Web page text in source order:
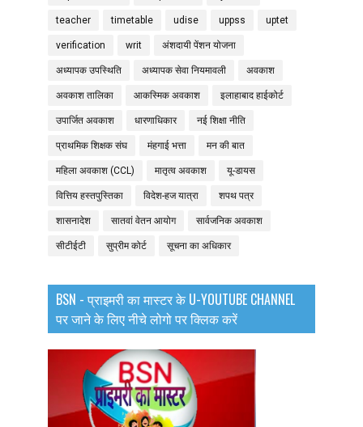
teacher timetable udise uppss uptet
verification writ अंशदायी पेंशन योजना
अध्यापक उपस्थिति अध्यापक सेवा नियमावली अवकाश
अवकाश तालिका आकस्मिक अवकाश इलाहाबाद हाईकोर्ट
उपार्जित अवकाश धारणाधिकार नई शिक्षा नीति
प्राथमिक शिक्षक संघ मंहगाई भत्ता मन की बात
महिला अवकाश (CCL) मातृत्व अवकाश यू-डायस
वित्तिय हस्तपुस्तिका विदेश-हज यात्रा शपथ पत्र
शासनादेश सातवां वेतन आयोग सार्वजनिक अवकाश
सीटीईटी सुप्रीम कोर्ट सूचना का अधिकार
BSN - प्राइमरी का मास्टर के U-YOUTUBE CHANNEL
पर जाने के लिए नीचे लोगो पर क्लिक करें